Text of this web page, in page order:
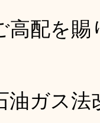
高配を
油ガス